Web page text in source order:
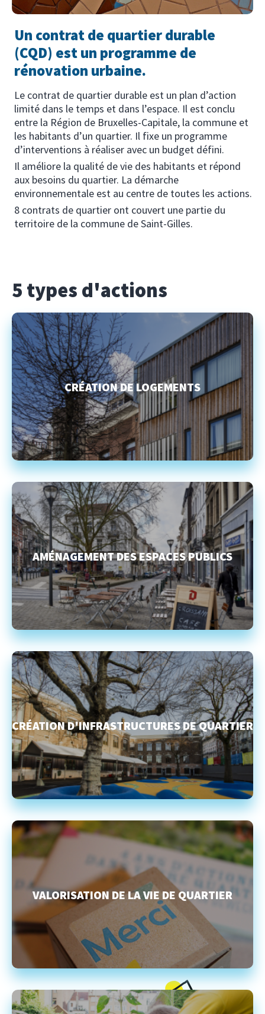
Un contrat de quartier durable
(CQD) est un programme de
rénovation urbaine.
Le contrat de quartier durable est un plan d’action
limité dans le temps et dans l’espace. Il est conclu
entre la Région de Bruxelles-Capitale, la commune et
les habitants d’un quartier. Il fixe un programme
d’interventions à réaliser avec un budget défini.
Il améliore la qualité de vie des habitants et répond
aux besoins du quartier. La démarche
environnementale est au centre de toutes les actions.
8 contrats de quartier ont couvert une partie du
territoire de la commune de Saint-Gilles.
5 types d'actions
CRÉATION DE LOGEMENTS
AMÉNAGEMENT DES ESPACES PUBLICS
CRÉATION D'INFRASTRUCTURES DE QUARTIER
VALORISATION DE LA VIE DE QUARTIER